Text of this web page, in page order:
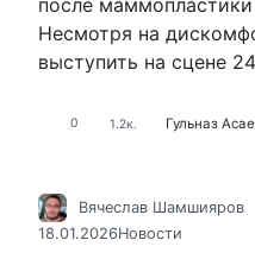
Несмотря на
выступить на сцене
0 1.2к. Гульназ
Вячеслав Шамшияров
18.01.2026Новости